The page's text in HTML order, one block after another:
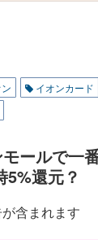
イオンカード
ールで一
5%還元？
含まれます